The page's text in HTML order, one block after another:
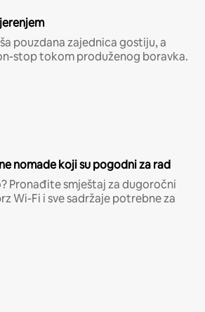
pouzdana zajednica gostiju, a
stop tokom produženog boravka.
nomade koji su pogodni za rad
Pronađite smještaj za dugoročni
Wi-Fi i sve sadržaje potrebne za